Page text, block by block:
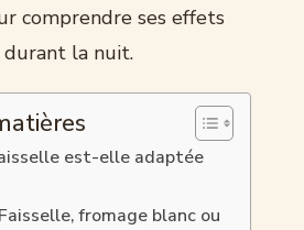
comprendre ses effets
durant la nuit.
est-elle adaptée
fromage blanc ou